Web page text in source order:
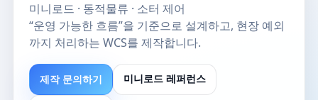
미니로드 · 동적물류 · 소터 제어
“운영 가능한 흐름”을 기준으로 설계하고, 현장 예외
까지 처리하는 WCS를 제작합니다.
제작 문의하기 미니로드 레퍼런스